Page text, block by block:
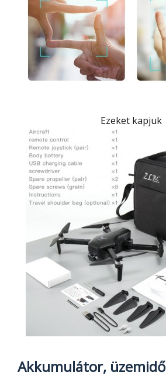
Ezeket kapjuk
Akkumulátor, üzemidő